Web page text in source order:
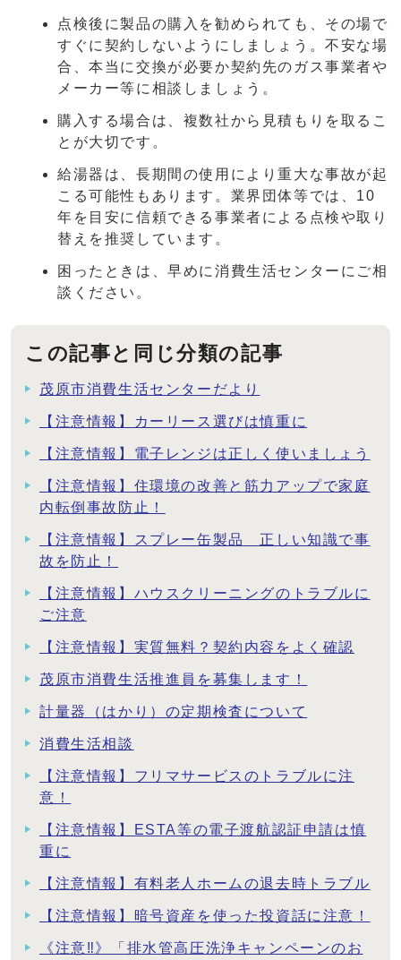
点検後に製品の購入を勧められても、その場で
すぐに契約しないようにしましょう。不安な場
合、本当に交換が必要か契約先のガス事業者や
メーカー等に相談しましょう。
購入する場合は、複数社から見積もりを取るこ
とが大切です。
給湯器は、長期間の使用により重大な事故が起
こる可能性もあります。業界団体等では、10
年を目安に信頼できる事業者による点検や取り
替えを推奨しています。
困ったときは、早めに消費生活センターにご相
談ください。
この記事と同じ分類の記事
茂原市消費生活センターだより
【注意情報】カーリース選びは慎重に
【注意情報】電子レンジは正しく使いましょう
【注意情報】住環境の改善と筋力アップで家庭
内転倒事故防止！
【注意情報】スプレー缶製品 正しい知識で事
故を防止！
【注意情報】ハウスクリーニングのトラブルに
ご注意
【注意情報】実質無料？契約内容をよく確認
茂原市消費生活推進員を募集します！
計量器（はかり）の定期検査について
消費生活相談
【注意情報】フリマサービスのトラブルに注
意！
【注意情報】ESTA等の電子渡航認証申請は慎
重に
【注意情報】有料老人ホームの退去時トラブル
【注意情報】暗号資産を使った投資話に注意！
《注意‼》「排水管高圧洗浄キャンペーンのお